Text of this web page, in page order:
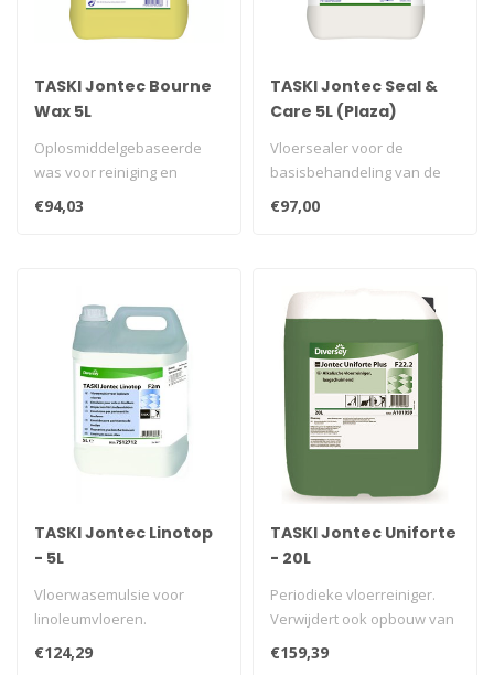
TASKI Jontec Bourne
Wax 5L
Oplosmiddelgebaseerde
was voor reiniging en
geöliede en..
€94,03
TASKI Jontec Seal &
Care 5L (Plaza)
Vloersealer voor de
basisbehandeling van de
harde vloeren..
€97,00
TASKI Jontec Linotop
- 5L
Vloerwasemulsie voor
linoleumvloeren.
€124,29
TASKI Jontec Uniforte
- 20L
Periodieke vloerreiniger.
Verwijdert ook opbouw van
onderhoudsproducten...
€159,39